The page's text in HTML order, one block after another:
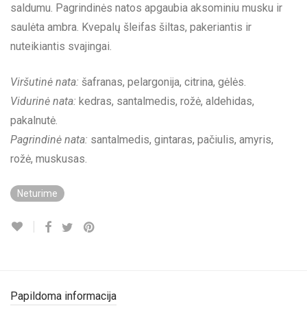
saldumu. Pagrindinės natos apgaubia aksominiu musku ir
saulėta ambra. Kvepalų šleifas šiltas, pakeriantis ir
nuteikiantis svajingai.
Viršutinė nata: šafranas, pelargonija, citrina, gėlės.
Vidurinė nata: kedras, santalmedis, rožė, aldehidas,
pakalnutė.
Pagrindinė nata: santalmedis, gintaras, pačiulis, amyris,
rožė, muskusas.
Neturime
Papildoma informacija